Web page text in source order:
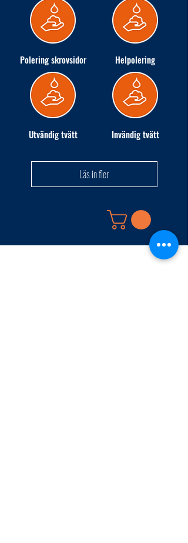
Polering skrovsidor Helpolering
Utvändig tvätt Invändig tvätt
Läs in fler